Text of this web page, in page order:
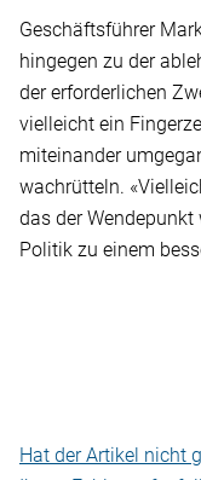
Geschäftsführer
hingegen zu der
der erforderlichen
vielleicht ein
miteinander
wachrütteln.
das der
Politik zu einem
Hat der Artikel nicht